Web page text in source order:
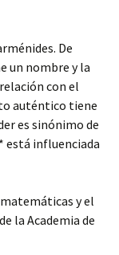
De
un nombre y la
con el
auténtico tiene
es sinónimo de
está influenciada
y el
la Academia de